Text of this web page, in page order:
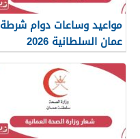
مواعيد وساعات دوام شرطة
عمان السلطانية 2026